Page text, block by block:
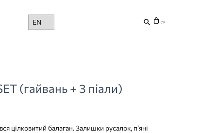
Choose
a
(0)
(гайвань + 3 піали)
цілковитий балаган. Залишки русалок, п’яні